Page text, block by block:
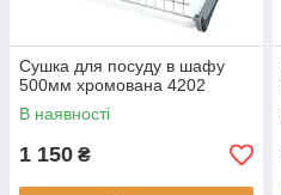
Сушка для посуду в шафу
500мм хромована 4202
В наявності
1 150 ₴